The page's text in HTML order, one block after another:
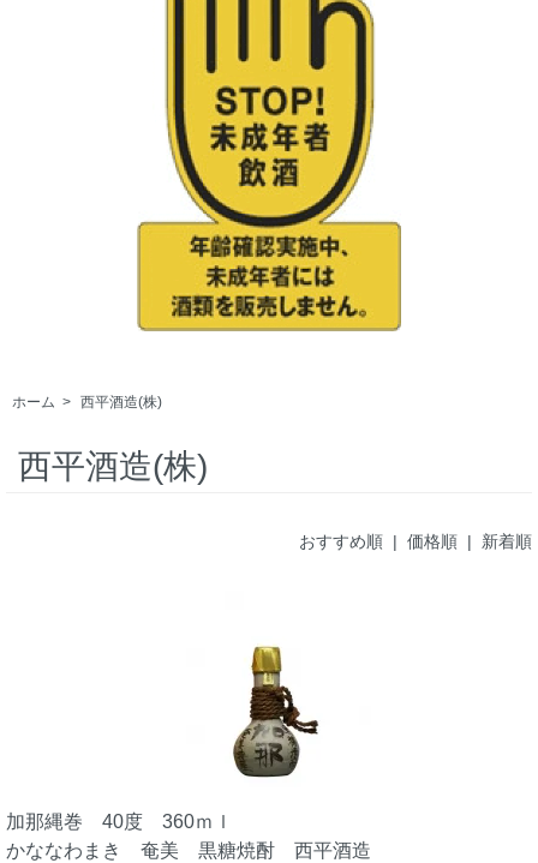
ホーム > 西平酒造(株)
西平酒造(株)
おすすめ順 | 価格順 | 新着順
加那縄巻 40度 360ｍｌ
かななわまき 奄美 黒糖焼酎 西平酒造